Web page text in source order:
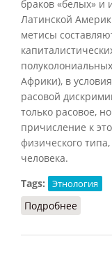
браков «белых» и
Латинской
метисы
Африки), в
расовой
только расовое,
причисление к
физического
человека.
Tags:
Этнология
Подробнее